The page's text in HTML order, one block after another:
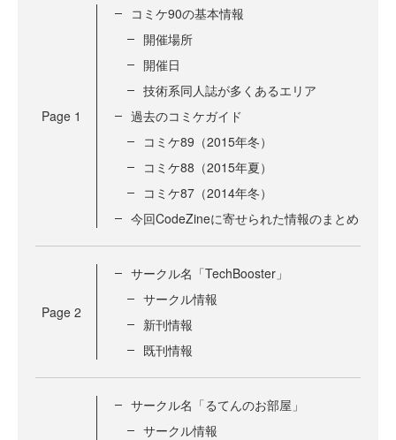
Page 1
コミケ90の基本情報
開催場所
開催日
技術系同人誌が多くあるエリア
過去のコミケガイド
コミケ89（2015年冬）
コミケ88（2015年夏）
コミケ87（2014年冬）
今回CodeZineに寄せられた情報のまとめ
Page 2
サークル名「TechBooster」
サークル情報
新刊情報
既刊情報
サークル名「るてんのお部屋」
サークル情報